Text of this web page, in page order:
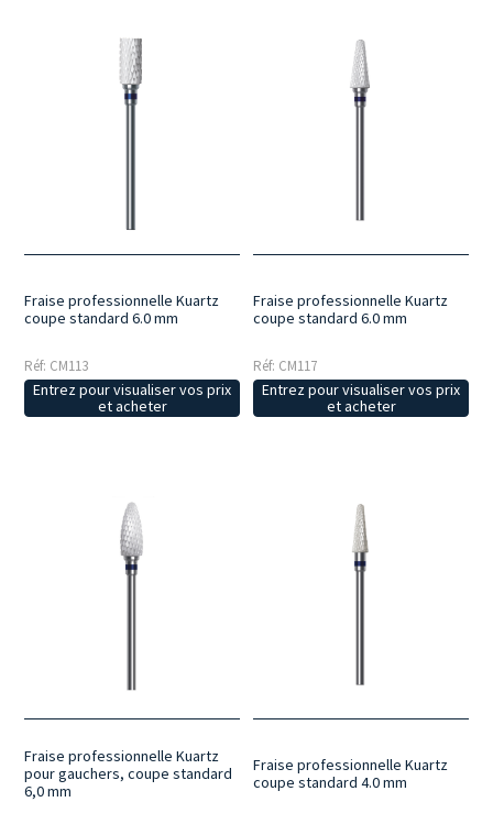
Fraise professionnelle Kuartz
coupe standard 6.0 mm
Réf: CM113
Entrez pour visualiser vos prix
et acheter
Fraise professionnelle Kuartz
coupe standard 6.0 mm
Réf: CM117
Entrez pour visualiser vos prix
et acheter
Fraise professionnelle Kuartz
pour gauchers, coupe standard
6,0 mm
Fraise professionnelle Kuartz
coupe standard 4.0 mm